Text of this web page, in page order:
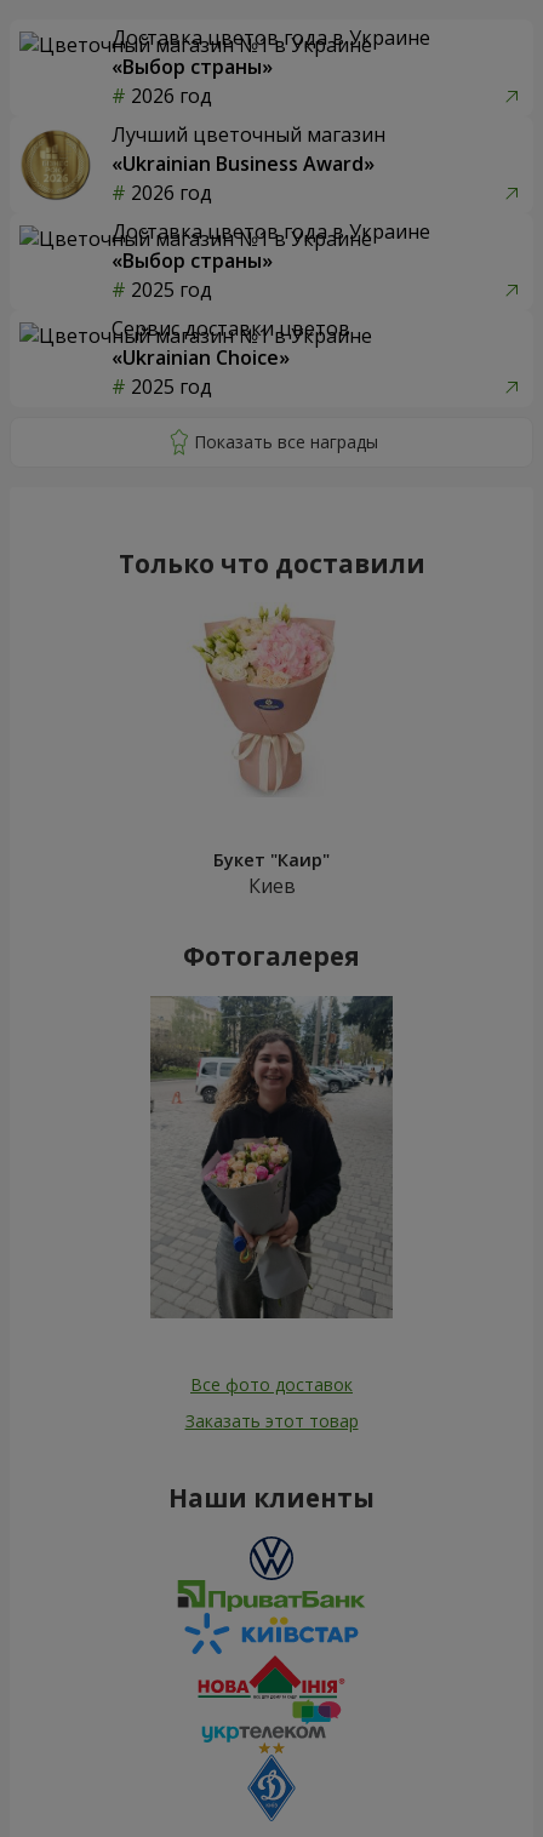
Доставка цветов года в Украине
«Выбор страны»
2026 год
Лучший цветочный магазин
«Ukrainian Business Award»
2026 год
Доставка цветов года в Украине
«Выбор страны»
2025 год
Сервис доставки цветов
«Ukrainian Choice»
2025 год
Только что доставили
Букет "Каир"
Киев
Фотогалерея
Все фото доставок
Заказать этот товар
Наши клиенты